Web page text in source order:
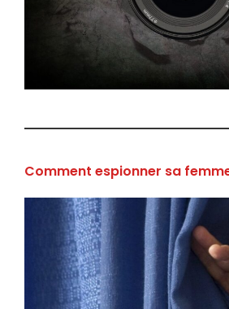
Comment espionner sa